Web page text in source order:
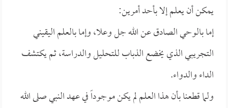
يمكن أن يعلم إلا بأحد أمرين:
إما بالوحي الصادق عن الله جل وعلا، وإما بالعلم اليقيني
التجريبي الذي يخضع الذباب للتحليل والدراسة، ثم يكتشف
الداء والدواء.
ولما قطعنا بأن هذا العلم لم يكن موجوداً في عهد النبي صلى الله